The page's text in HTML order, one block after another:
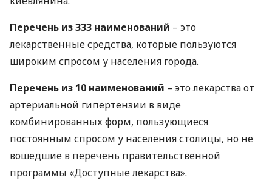
Перечень из 333 наименований – это
лекарственные средства, которые пользуются
широким спросом у населения города.
Перечень из 10 наименований – это лекарства от
артериальной гипертензии в виде
комбинированных форм, пользующиеся
постоянным спросом у населения столицы, но не
вошедшие в перечень правительственной
программы «Доступные лекарства».